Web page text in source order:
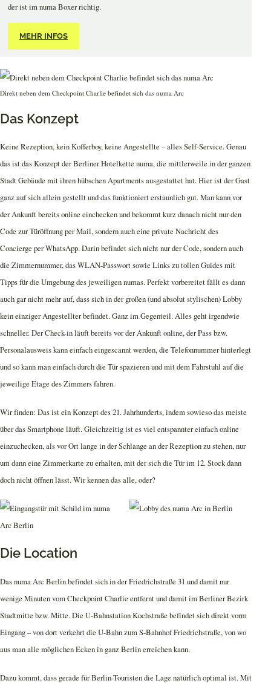
der ist im numa Boxer richtig.
MEHR INFOS
Direkt neben dem Checkpoint Charlie befindet sich das numa Arc
Das Konzept
Keine Rezeption, kein Kofferboy, keine Angestellte – alles Self-Service. Genau
das ist das Konzept der Berliner Hotelkette numa, die mittlerweile in der ganzen
Stadt Gebäude mit ihren hübschen Apartments ausgestattet hat. Hier ist der Gast
ganz auf sich allein gestellt und das funktioniert erstaunlich gut. Man kann vor
der Ankunft bereits online einchecken und bekommt kurz danach nicht nur den
Code zur Türöffnung per Mail, sondern auch eine private Nachricht des
Concierge per WhatsApp. Darin befindet sich nicht nur der Code, sondern auch
die Zimmernummer, das WLAN-Passwort sowie Links zu tollen Guides mit
Tipps für die Umgebung des jeweiligen numas. Perfekt vorbereitet fällt es dann
auch gar nicht mehr auf, dass sich in der großen (und absolut stylischen) Lobby
kein einziger Angestellter befindet. Ganz im Gegenteil. Alles geht irgendwie
schneller. Der Check-in läuft bereits vor der Ankunft online, der Pass bzw.
Personalausweis kann einfach eingescannt werden, die Telefonnummer hinterlegt
und so kann man einfach durch die Tür spazieren und mit dem Fahrstuhl auf die
jeweilige Etage des Zimmers fahren.
Wir finden: Das ist ein Konzept des 21. Jahrhunderts, indem sowieso das meiste
über das Smartphone läuft. Gleichzeitig ist es viel entspannter einfach online
einzuchecken, als vor Ort lange in der Schlange an der Rezeption zu stehen, nur
um dann eine Zimmerkarte zu erhalten, mit der sich die Tür im 12. Stock dann
doch nicht öffnen lässt. Wir kennen das alle, oder?
Die Location
Das numa Arc Berlin befindet sich in der Friedrichstraße 31 und damit nur
wenige Minuten vom Checkpoint Charlie entfernt und damit im Berliner Bezirk
Stadtmitte bzw. Mitte. Die U-Bahnstation Kochstraße befindet sich direkt vorm
Eingang – von dort verkehrt die U-Bahn zum S-Bahnhof Friedrichstraße, von wo
aus man alle möglichen Ecken in ganz Berlin erreichen kann.
Dazu kommt, dass gerade für Berlin-Touristen die Lage natürlich optimal ist. Mit